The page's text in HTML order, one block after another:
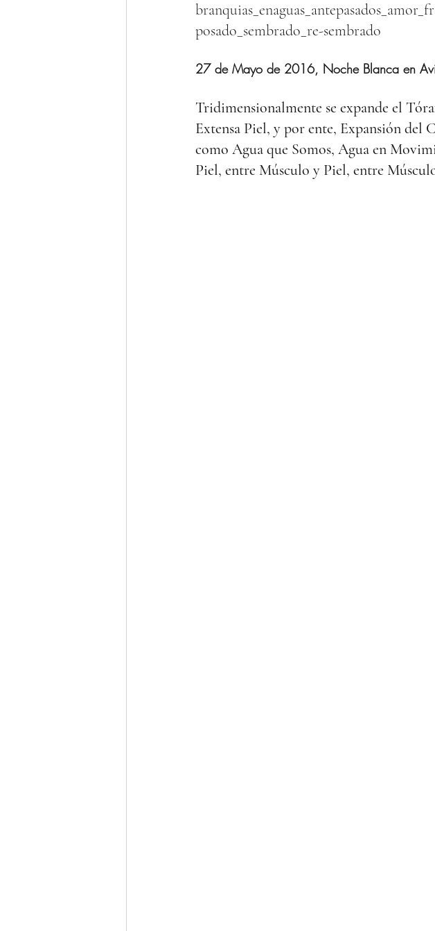
posado_sembrado_re-sembrado
27 de Mayo de 2016, Noche Blanca en
Tridimensionalmente se expande el
Extensa Piel, y por ente, Expansión del
como Agua que Somos, Agua en
Piel, entre Músculo y Piel, entre